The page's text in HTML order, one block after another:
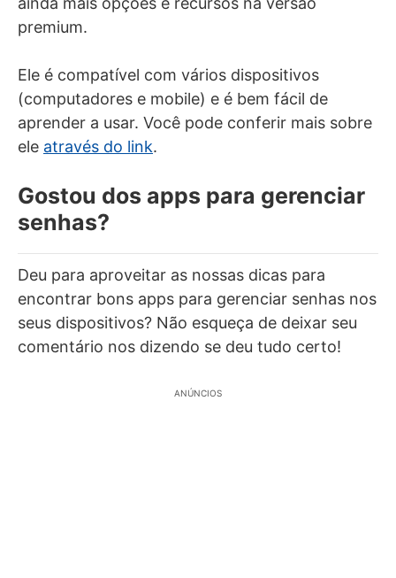
premium.
Ele é compatível com vários dispositivos
(computadores e mobile) e é bem fácil de
aprender a usar. Você pode conferir mais sobre
ele através do link.
Gostou dos apps para gerenciar
senhas?
Deu para aproveitar as nossas dicas para
encontrar bons apps para gerenciar senhas nos
seus dispositivos? Não esqueça de deixar seu
comentário nos dizendo se deu tudo certo!
ANÚNCIOS